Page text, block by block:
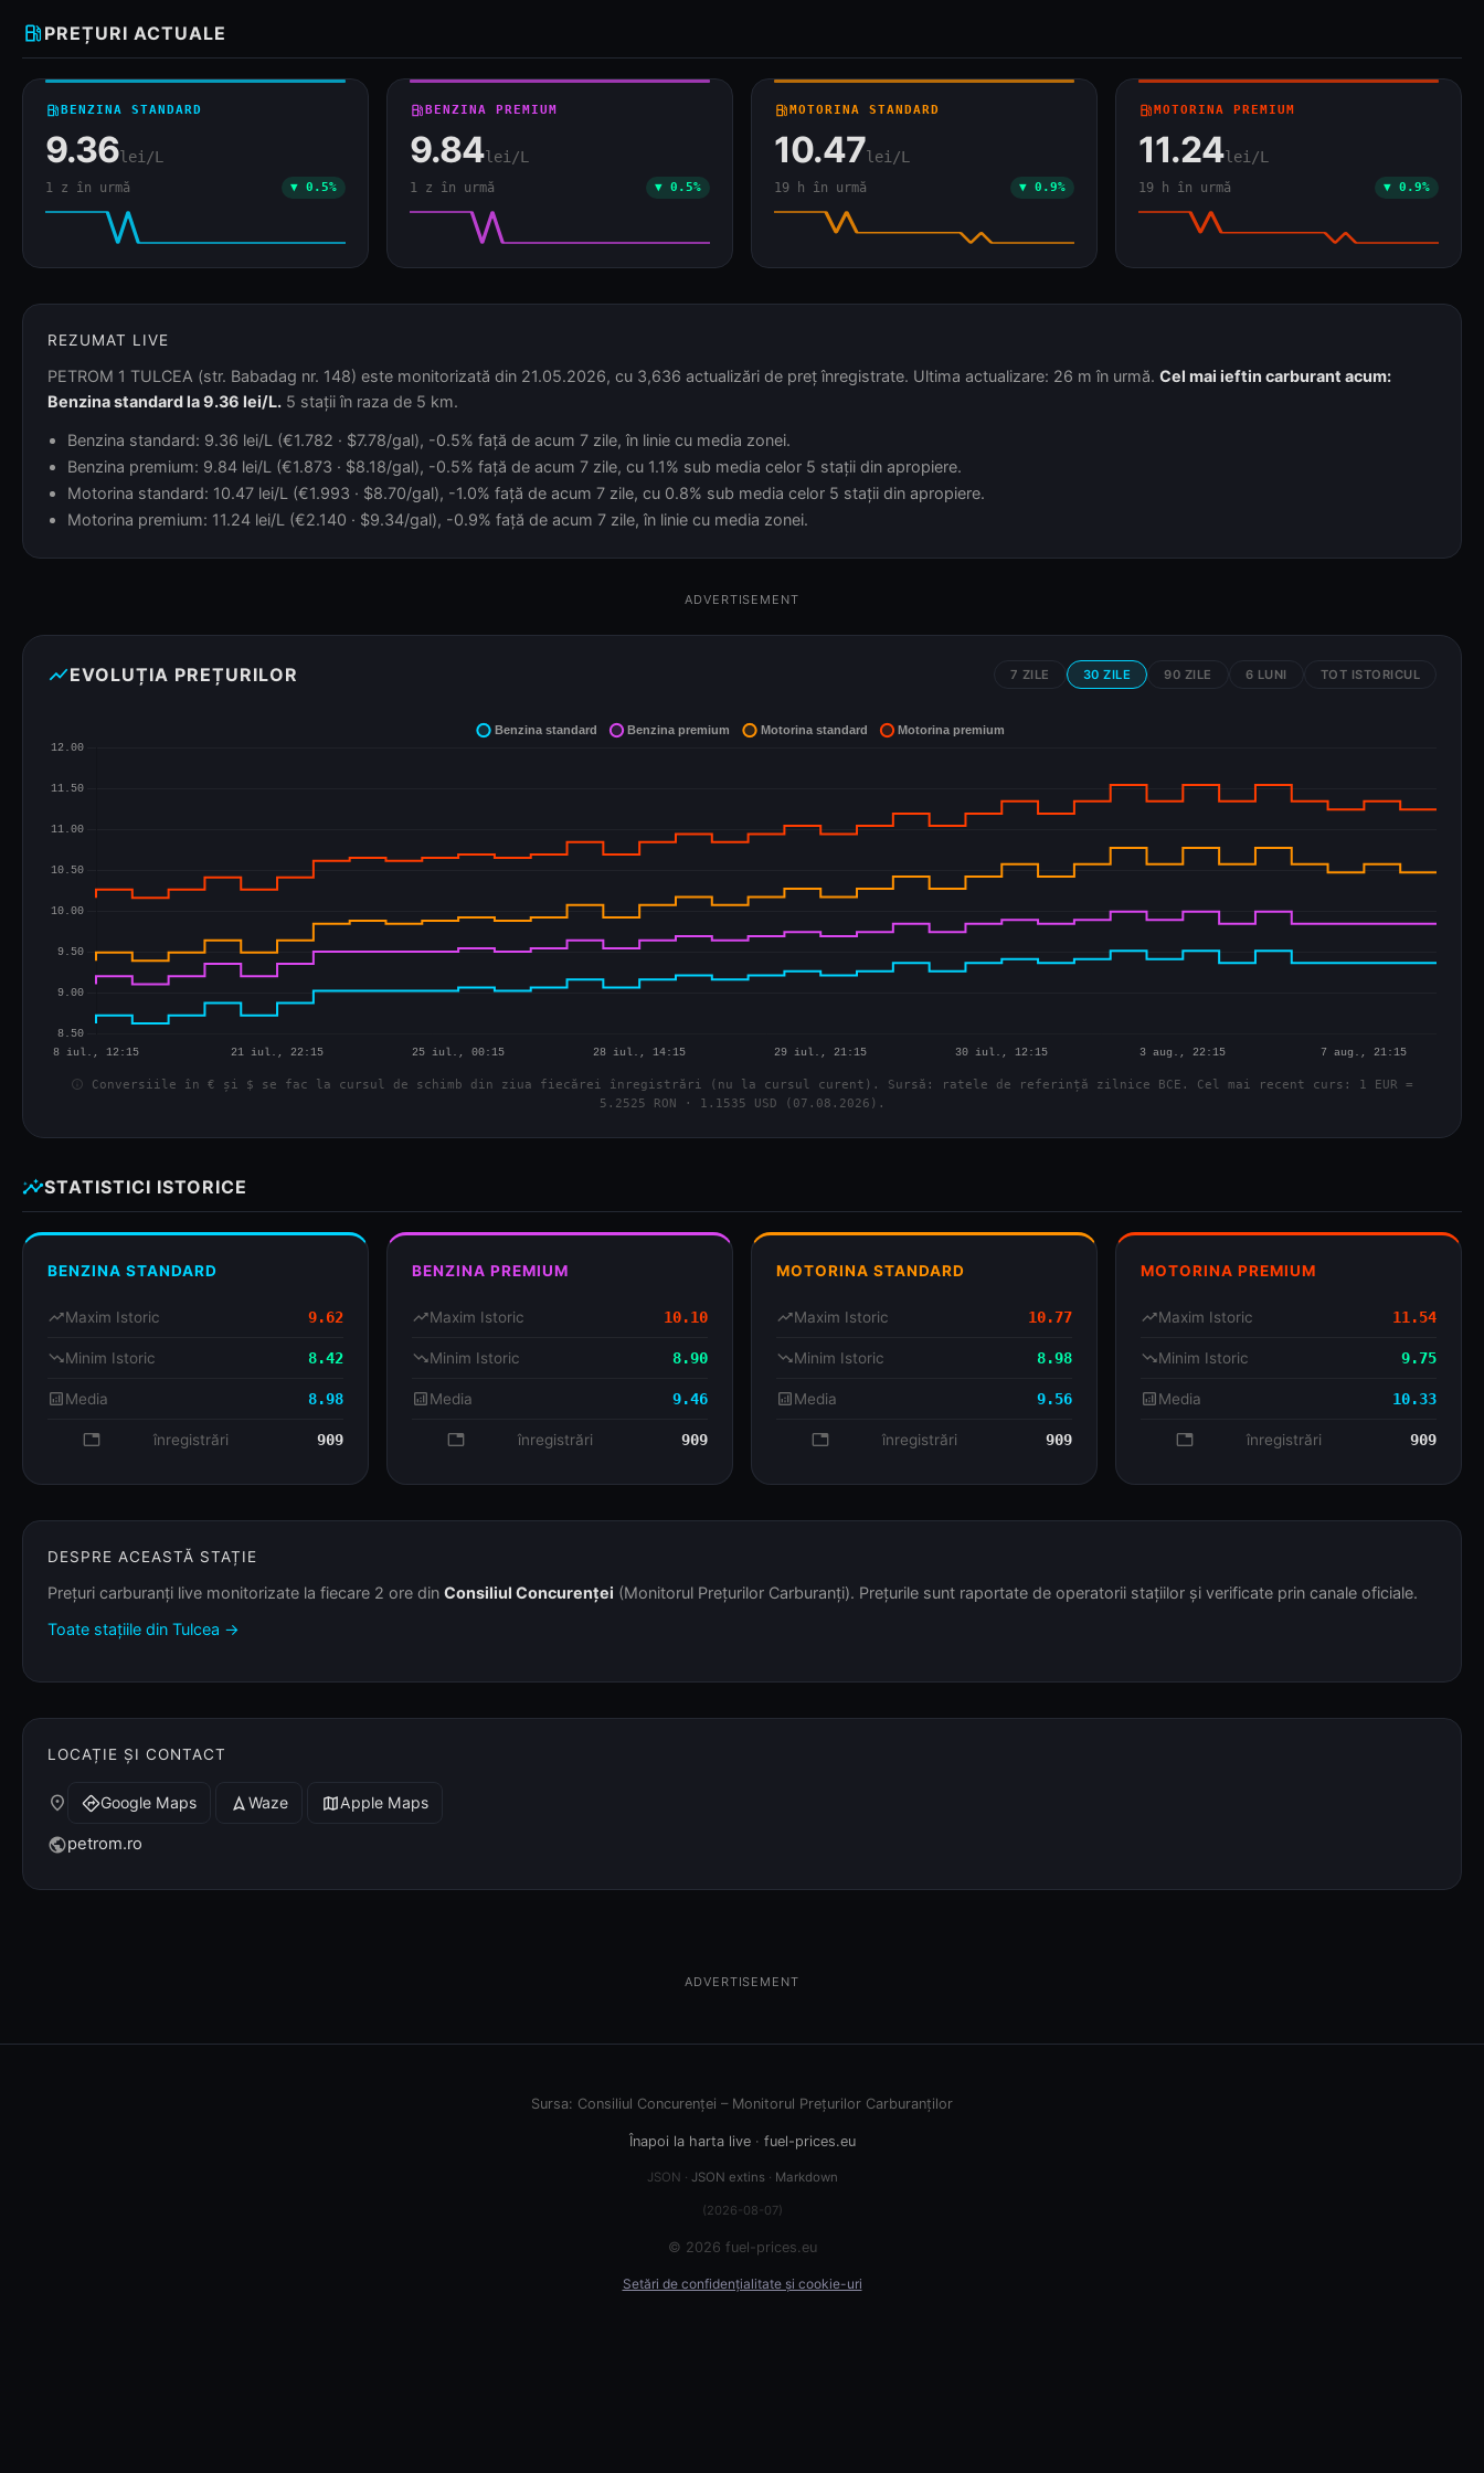
local_gas_station PREȚURI ACTUALE
local_gas_stationBENZINA STANDARD
9.36lei/L
1 z în urmă ▼ 0.5%
local_gas_stationBENZINA PREMIUM
9.84lei/L
1 z în urmă ▼ 0.5%
local_gas_stationMOTORINA STANDARD
10.47lei/L
19 h în urmă ▼ 0.9%
local_gas_stationMOTORINA PREMIUM
11.24lei/L
19 h în urmă ▼ 0.9%
REZUMAT LIVE
PETROM 1 TULCEA (str. Babadag nr. 148) este monitorizată din 21.05.2026, cu 3,636 actualizări de preț înregistrate. Ultima actualizare: 26 m în urmă. Cel mai ieftin carburant acum:
Benzina standard la 9.36 lei/L. 5 stații în raza de 5 km.
Benzina standard: 9.36 lei/L (€1.782 · $7.78/gal), -0.5% față de acum 7 zile, în linie cu media zonei.
Benzina premium: 9.84 lei/L (€1.873 · $8.18/gal), -0.5% față de acum 7 zile, cu 1.1% sub media celor 5 stații din apropiere.
Motorina standard: 10.47 lei/L (€1.993 · $8.70/gal), -1.0% față de acum 7 zile, cu 0.8% sub media celor 5 stații din apropiere.
Motorina premium: 11.24 lei/L (€2.140 · $9.34/gal), -0.9% față de acum 7 zile, în linie cu media zonei.
ADVERTISEMENT
show_chartEVOLUȚIA PREȚURILOR 7 ZILE 30 ZILE 90 ZILE 6 LUNI TOT ISTORICUL
info
Conversiile în € și $ se fac la cursul de schimb din ziua fiecărei înregistrări (nu la cursul curent). Sursă: ratele de referință zilnice BCE. Cel mai recent curs: 1 EUR =
5.2525 RON · 1.1535 USD (07.08.2026).
insightsSTATISTICI ISTORICE
BENZINA STANDARD
trending_upMaxim Istoric 9.62
trending_downMinim Istoric 8.42
analyticsMedia 8.98
database înregistrări 909
BENZINA PREMIUM
trending_upMaxim Istoric 10.10
trending_downMinim Istoric 8.90
analyticsMedia 9.46
database înregistrări 909
MOTORINA STANDARD
trending_upMaxim Istoric 10.77
trending_downMinim Istoric 8.98
analyticsMedia 9.56
database înregistrări 909
MOTORINA PREMIUM
trending_upMaxim Istoric 11.54
trending_downMinim Istoric 9.75
analyticsMedia 10.33
database înregistrări 909
DESPRE ACEASTĂ STAȚIE
Prețuri carburanți live monitorizate la fiecare 2 ore din Consiliul Concurenței (Monitorul Prețurilor Carburanți). Prețurile sunt raportate de operatorii stațiilor și verificate prin canale oficiale.
Toate stațiile din Tulcea →
LOCAȚIE ȘI CONTACT
place directionsGoogle Maps navigation Waze mapApple Maps
publicpetrom.ro
ADVERTISEMENT
Sursa: Consiliul Concurenței – Monitorul Prețurilor Carburanților
Înapoi la harta live· fuel-prices.eu
JSON · JSON extins· Markdown
(2026-08-07)
© 2026 fuel-prices.eu
Setări de confidențialitate și cookie-uri